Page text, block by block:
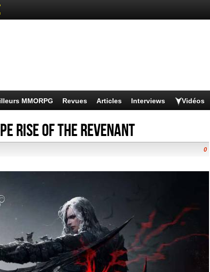
MMORPG Revues Articles Interviews Vidéos
Rise of the Revenant
0